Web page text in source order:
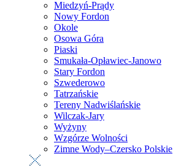
Miedzyń-Prądy
Nowy Fordon
Okole
Osowa Góra
Piaski
Smukała-Opławiec-Janowo
Stary Fordon
Szwederowo
Tatrzańskie
Tereny Nadwiślańskie
Wilczak-Jary
Wyżyny
Wzgórze Wolności
Zimne Wody–Czersko Polskie